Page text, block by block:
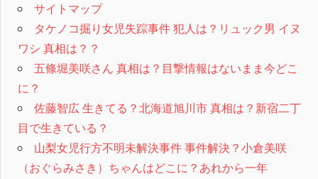
サイトマップ
タケノコ掘り女児失踪事件 犯人は？リュック男 イヌ
ワシ 真相は？？
五條堀美咲さん 真相は？目撃情報はないまま今どこ
に？
佐藤智広 生きてる？北海道旭川市 真相は？新宿二丁
目で生きている？
山梨女児行方不明未解決事件 事件解決？小倉美咲
（おぐらみさき）ちゃんはどこに？あれから一年